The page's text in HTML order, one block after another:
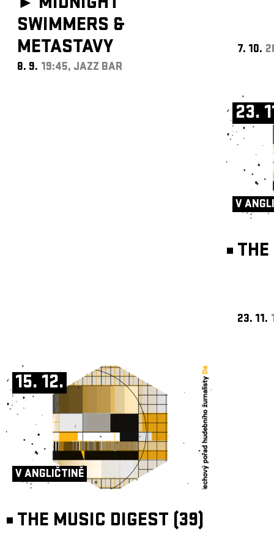
SWIMMERS &
METASTAVY
8. 9. 19:45, JAZZ BAR
7. 10.
23.
V
23. 11.
15. 12.
V ANGLIČTINĚ
THE MUSIC DIGEST (39)